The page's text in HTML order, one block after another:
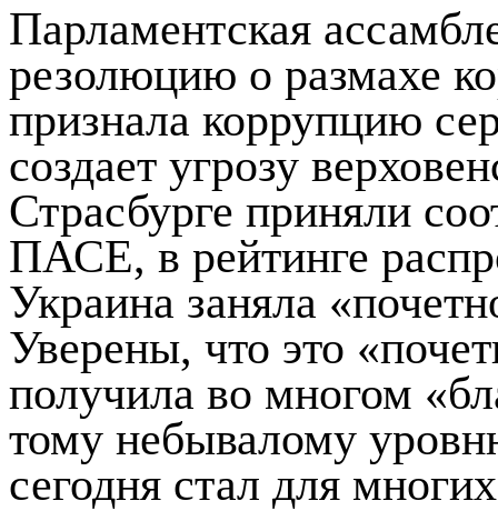
Парламентская
резолюцию о размахе
признала коррупцию
создает угрозу
Страсбурге приняли
ПАСЕ, в рейтинге
Украина заняла
Уверены, что это
получила во многом
тому небывалому
сегодня стал для